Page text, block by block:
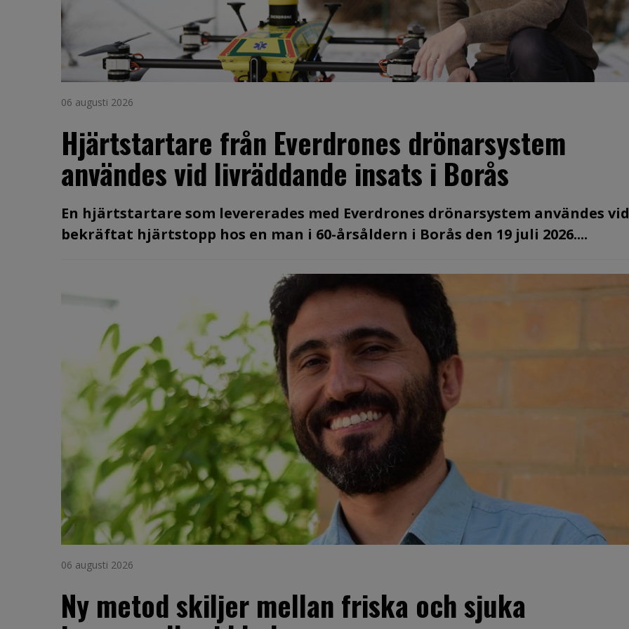
06 augusti 2026
Hjärtstartare från Everdrones drönarsystem
användes vid livräddande insats i Borås
En hjärtstartare som levererades med Everdrones drönarsystem användes
bekräftat hjärtstopp hos en man i 60-årsåldern i Borås den 19 juli 2026....
06 augusti 2026
Ny metod skiljer mellan friska och sjuka